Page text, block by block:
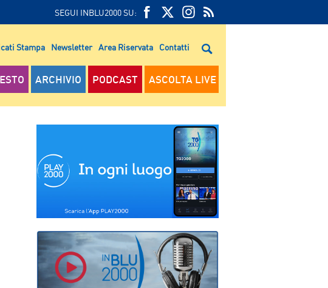
SEGUI INBLU2000 SU:
FEED
RSS
RSS
Stampa Newsletter Area Riservata Contatti
ARCHIVIO PODCAST ASCOLTA LIVE